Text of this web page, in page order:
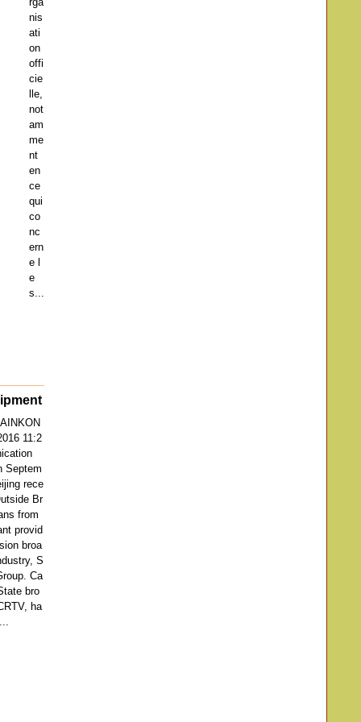
nis
ati
on
offi
cie
lle,
not
am
me
nt
en
ce
qui
co
nc
ern
e l
e
s...
11:2
Septem
rece
Br
from
provid
broa
S
Ca
bro
ha